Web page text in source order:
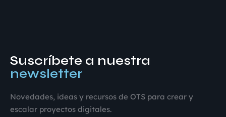
Suscríbete a nuestra
newsletter
Novedades, ideas y recursos de OTS para crear y
escalar proyectos digitales.